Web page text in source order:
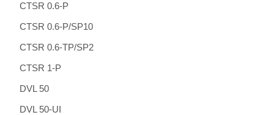
CTSR 0.6-P
CTSR 0.6-P/SP10
CTSR 0.6-TP/SP2
CTSR 1-P
DVL 50
DVL 50-UI